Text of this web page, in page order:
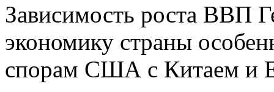
Зависимость роста ВВП
экономику страны
спорам США с Китаем и